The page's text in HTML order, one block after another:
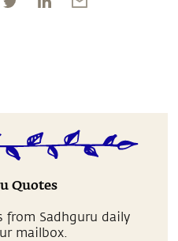
Quotes
Sadhguru daily
mailbox.